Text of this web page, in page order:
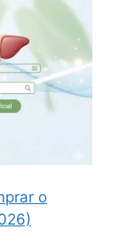
o